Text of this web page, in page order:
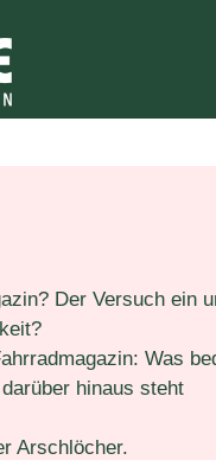
Der Versuch ein
Was
hinaus steht
Arschlöcher.